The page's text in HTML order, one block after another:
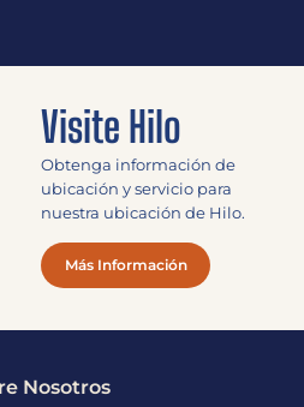
Visite Hilo
Obtenga información de
ubicación y servicio para
nuestra ubicación de Hilo.
Más Información
Nosotros